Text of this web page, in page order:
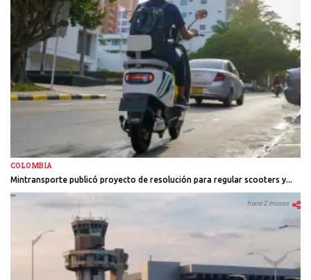
COLOMBIA
Mintransporte publicó proyecto de resolución para regular scooters y...
hace 2 meses